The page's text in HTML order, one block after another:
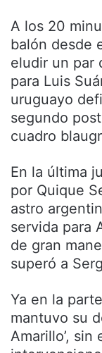
A los 20
balón desde
eludir un par
para Luis
uruguayo
segundo
cuadro
En la última
por Quique
astro
servida para
de gran
superó a
Ya en la
mantuvo su
Amarillo’, sin